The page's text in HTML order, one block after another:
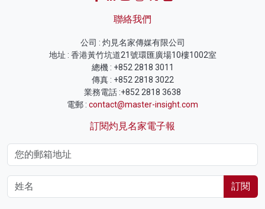
聯絡我們
公司 : 灼見名家傳媒有限公司
地址 : 香港黃竹坑道21號環匯廣場10樓1002室
總機 : +852 2818 3011
傳真 : +852 2818 3022
業務電話 :+852 2818 3638
電郵 : contact@master-insight.com
訂閱灼見名家電子報
訂閱